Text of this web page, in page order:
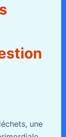
une